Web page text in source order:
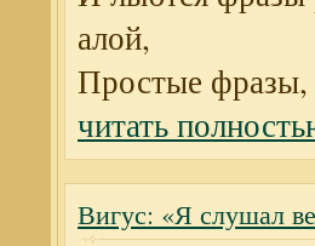
алой,
Простые фразы,
читать
Вигус: «Я слушал